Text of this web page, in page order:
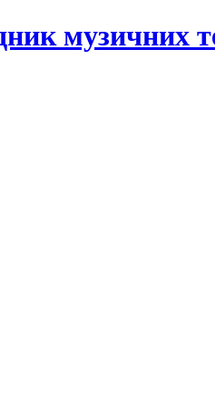
музичних